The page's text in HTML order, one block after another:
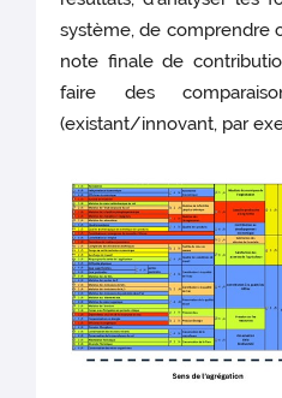
système, de comprendre
note finale de
faire des
(existant/innovant, par